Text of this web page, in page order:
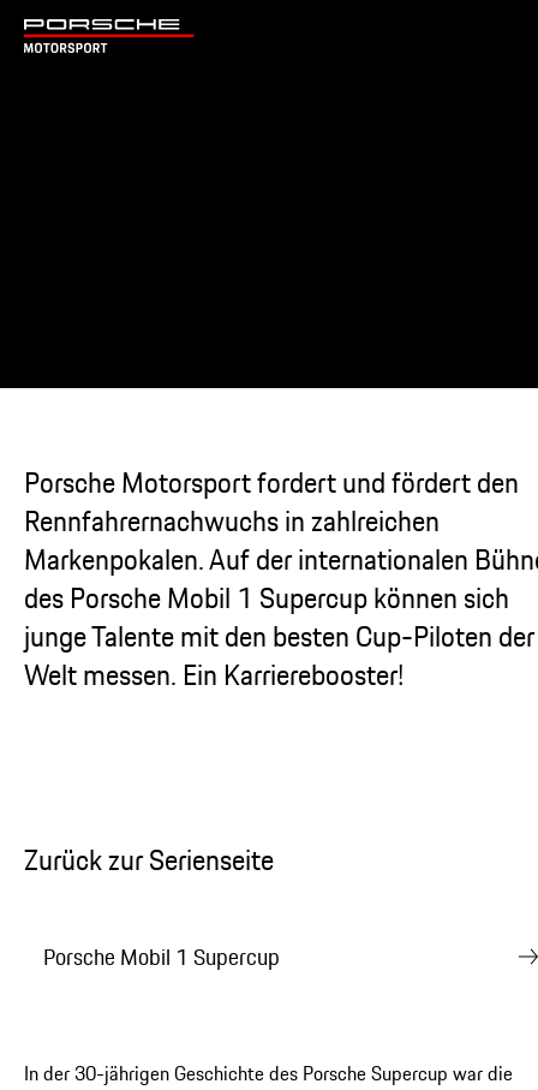
Porsche Motorsport fordert und fördert den
Rennfahrernachwuchs in zahlreichen
Markenpokalen. Auf der internationalen
des Porsche Mobil 1 Supercup können sich
junge Talente mit den besten Cup-Piloten der
Welt messen. Ein Karrierebooster!
Zurück zur Serienseite
Porsche Mobil 1 Supercup
In der 30-jährigen Geschichte des Porsche Supercup war die